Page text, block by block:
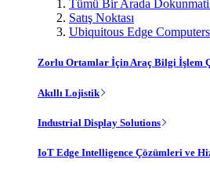
Tümü Bir Arada
Satış Noktası
Ubiquitous Edge
Zorlu Ortamlar İçin Araç Bilgi İşlem
Akıllı Lojistik
Industrial Display Solutions
IoT Edge Intelligence Çözümleri ve